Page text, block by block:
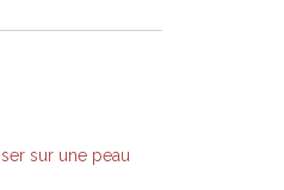
et des
sur une peau